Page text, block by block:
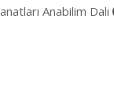
Anabilim Dalı